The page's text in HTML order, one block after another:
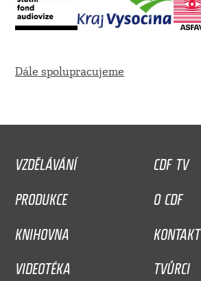
Dále spolupracujeme
VZDĚLÁVÁNÍ
CDF TV
PRODUKCE
O CDF
KNIHOVNA
KONTAKT
VIDEOTÉKA
TVŮRCI